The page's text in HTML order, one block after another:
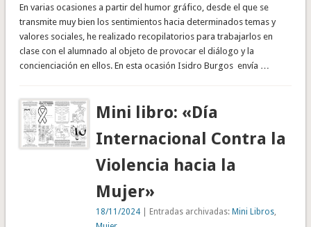
En varias ocasiones a partir del humor gráfico, desde el que se
transmite muy bien los sentimientos hacia determinados temas y
valores sociales, he realizado recopilatorios para trabajarlos en
clase con el alumnado al objeto de provocar el diálogo y la
concienciación en ellos. En esta ocasión Isidro Burgos envía …
Mini libro: «Día
Internacional Contra la
Violencia hacia la
Mujer»
18/11/2024 | Entradas archivadas:Mini Libros